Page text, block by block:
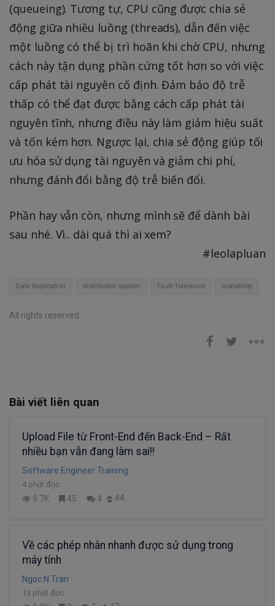
(queueing). Tương tự, CPU cũng được chia sẻ
động giữa nhiều luồng (threads), dẫn đến việc
một luồng có thể bị trì hoãn khi chờ CPU, nhưng
cách này tận dụng phần cứng tốt hơn so với việc
cấp phát tài nguyên cố định. Đảm bảo độ trễ
thấp có thể đạt được bằng cách cấp phát tài
nguyên tĩnh, nhưng điều này làm giảm hiệu suất
và tốn kém hơn. Ngược lại, chia sẻ động giúp tối
ưu hóa sử dụng tài nguyên và giảm chi phí,
nhưng đánh đổi bằng độ trễ biến đổi.
Phần hay vẫn còn, nhưng mình sẽ để dành bài
sau nhé. Vì.. dài quá thì ai xem?
#leolapluan
Data Replication distributed system Fault Tolerance scalability
All rights reserved
Bài viết liên quan
Upload File từ Front-End đến Back-End – Rất
nhiều bạn vẫn đang làm sai!!
Software Engineer Training
4 phút đọc
9.7K 45 4 44
Về các phép nhân nhanh được sử dụng trong
máy tính
Ngoc N Tran
13 phút đọc